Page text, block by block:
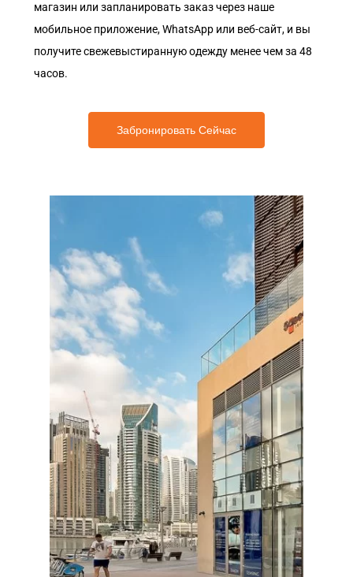
магазин или запланировать заказ через наше
мобильное приложение, WhatsApp или веб-сайт, и вы
получите свежевыстиранную одежду менее чем за 48
часов.
Забронировать Сейчас